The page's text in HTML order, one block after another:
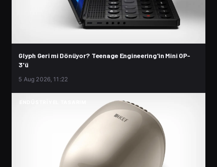
Glyph Geri mi Dönüyor? Teenage Engineering'in Mini OP-
3'ü
5 Aug 2026, 11:22